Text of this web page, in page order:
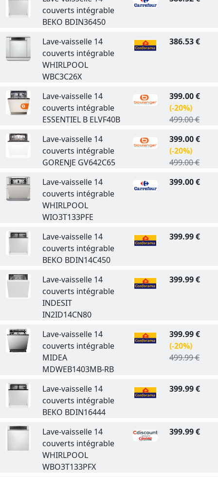
couverts intégrable
BEKO BDIN36450
Lave-vaisselle 14
couverts intégrable
WHIRLPOOL
WBC3C26X
386.53 €
Lave-vaisselle 14
couverts intégrable
ESSENTIEL B ELVF40B
399.00 €
(-20%)
499.00 €
Lave-vaisselle 14
couverts intégrable
GORENJE GV642C65
399.00 €
(-20%)
499.00 €
Lave-vaisselle 14
couverts intégrable
WHIRLPOOL
WIO3T133PFE
399.00 €
Lave-vaisselle 14
couverts intégrable
BEKO BDIN14C450
399.99 €
Lave-vaisselle 14
couverts intégrable
INDESIT
IN2ID14CN80
399.99 €
Lave-vaisselle 14
couverts intégrable
MIDEA
MDWEB1403MB-RB
399.99 €
(-20%)
499.99 €
Lave-vaisselle 14
couverts intégrable
BEKO BDIN16444
399.99 €
Lave-vaisselle 14
couverts intégrable
WHIRLPOOL
WBO3T133PFX
399.99 €